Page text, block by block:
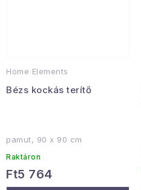
Home Elements
Bézs kockás terítő
pamut, 90 x 90 cm
Raktáron
Ft5 764